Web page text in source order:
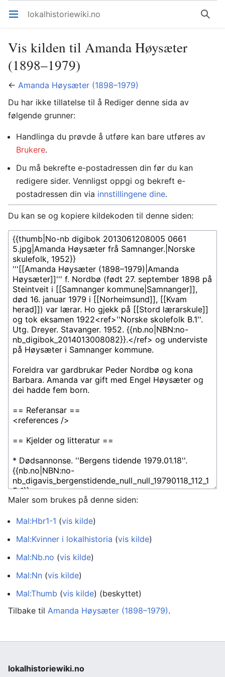
Åpne hovedmenyen lokalhistoriewiki.no Søk
Vis kilden til Amanda Høysæter
(1898–1979)
← Amanda Høysæter (1898–1979)
Du har ikke tillatelse til å Rediger denne sida av
følgende grunner:
Handlinga du prøvde å utføre kan bare utføres av
Brukere.
Du må bekrefte e-postadressen din før du kan
redigere sider. Vennligst oppgi og bekreft e-
postadressen din via innstillingene dine.
Du kan se og kopiere kildekoden til denne siden:
Maler som brukes på denne siden:
Mal:Hbr1-1 (vis kilde)
Mal:Kvinner i lokalhistoria (vis kilde)
Mal:Nb.no (vis kilde)
Mal:Nn (vis kilde)
Mal:Thumb (vis kilde) (beskyttet)
Tilbake til Amanda Høysæter (1898–1979).
lokalhistoriewiki.no